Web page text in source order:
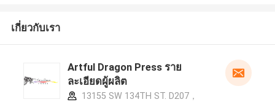
เกี่ยวกับเรา
Artful Dragon Press ราย
ละเอียดผู้ผลิต
13155 SW 134TH ST. D207，